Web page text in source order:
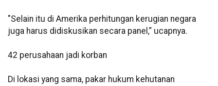
"Selain itu di Amerika perhitungan kerugian negara
juga harus didiskusikan secara panel,” ucapnya.
42 perusahaan jadi korban
Di lokasi yang sama, pakar hukum kehutanan